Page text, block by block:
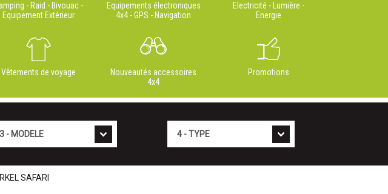
- Raid - Bivouac -
Equipement Extérieur
Equipements électroniques
4x4 - GPS - Navigation
Electricité - Lumière -
Energie
Vêtements de voyage
Nouveautés accessoires
4x4
Promotions
SAFARI